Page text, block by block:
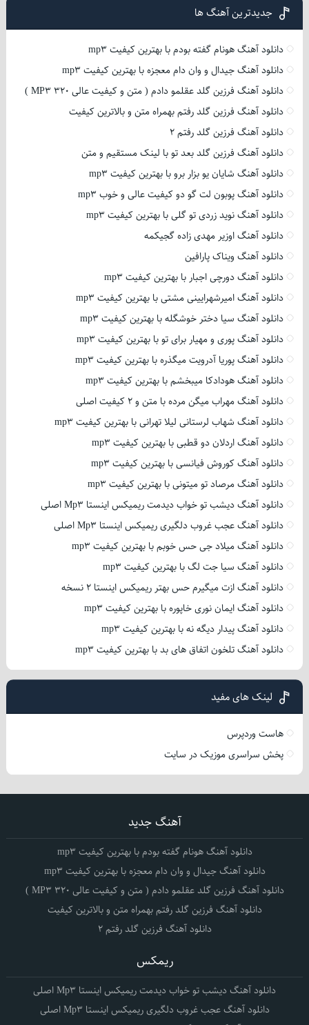
جدیدترین آهنگ ها
دانلود آهنگ هونام گفته بودم با بهترین کیفیت mp3
دانلود آهنگ جیدال و وان دام معجزه با بهترین کیفیت mp3
دانلود آهنگ فرزین گلد عقلمو دادم ( متن و کیفیت عالی 320 MP3 )
دانلود آهنگ فرزین گلد رفتم بهمراه متن و بالاترین کیفیت
دانلود آهنگ فرزین گلد رفتم 2
دانلود آهنگ فرزین گلد بعد تو با لینک مستقیم و متن
دانلود آهنگ شایان یو بزار برو با بهترین کیفیت mp3
دانلود آهنگ پوبون لت گو دو کیفیت عالی و خوب mp3
دانلود آهنگ نوید زردی تو گلی با بهترین کیفیت mp3
دانلود آهنگ اوزیر مهدی زاده گجیکمه
دانلود آهنگ ویناک پارافین
دانلود آهنگ دورچی اجبار با بهترین کیفیت mp3
دانلود آهنگ امیرشهرایینی مشتی با بهترین کیفیت mp3
دانلود آهنگ سیا دختر خوشگله با بهترین کیفیت mp3
دانلود آهنگ پوری و مهیار برای تو با بهترین کیفیت mp3
دانلود آهنگ پوریا آدرویت میگذره با بهترین کیفیت mp3
دانلود آهنگ هودادکا میبخشم با بهترین کیفیت mp3
دانلود آهنگ مهراب میگن مرده با متن و 2 کیفیت اصلی
دانلود آهنگ شهاب لرستانی لیلا تهرانی با بهترین کیفیت mp3
دانلود آهنگ اردلان دو قطبی با بهترین کیفیت mp3
دانلود آهنگ کوروش فیانسی با بهترین کیفیت mp3
دانلود آهنگ مرصاد تو میتونی با بهترین کیفیت mp3
دانلود آهنگ دیشب تو خواب دیدمت ریمیکس اینستا Mp3 اصلی
دانلود آهنگ عجب غروب دلگیری ریمیکس اینستا Mp3 اصلی
دانلود آهنگ میلاد جی حس خوبم با بهترین کیفیت mp3
دانلود آهنگ سیا جت لگ با بهترین کیفیت mp3
دانلود آهنگ ازت میگیرم حس بهتر ریمیکس اینستا 2 نسخه
دانلود آهنگ ایمان نوری خاپوره با بهترین کیفیت mp3
دانلود آهنگ پیدار دیگه نه با بهترین کیفیت mp3
دانلود آهنگ تلخون اتفاق های بد با بهترین کیفیت mp3
لینک های مفید
هاست وردپرس
پخش سراسری موزیک در سایت
آهنگ جدید
دانلود آهنگ هونام گفته بودم با بهترین کیفیت mp3
دانلود آهنگ جیدال و وان دام معجزه با بهترین کیفیت mp3
دانلود آهنگ فرزین گلد عقلمو دادم ( متن و کیفیت عالی 320 MP3 )
دانلود آهنگ فرزین گلد رفتم بهمراه متن و بالاترین کیفیت
دانلود آهنگ فرزین گلد رفتم 2
ریمکس
دانلود آهنگ دیشب تو خواب دیدمت ریمیکس اینستا Mp3 اصلی
دانلود آهنگ عجب غروب دلگیری ریمیکس اینستا Mp3 اصلی